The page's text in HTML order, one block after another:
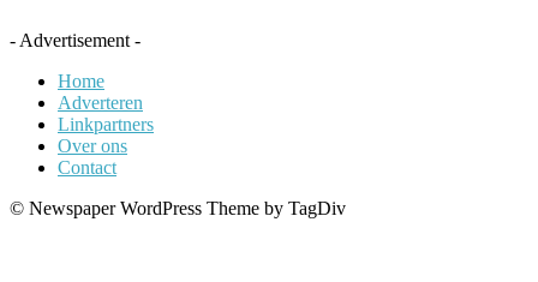
- Advertisement -
Home
Adverteren
Linkpartners
Over ons
Contact
© Newspaper WordPress Theme by TagDiv